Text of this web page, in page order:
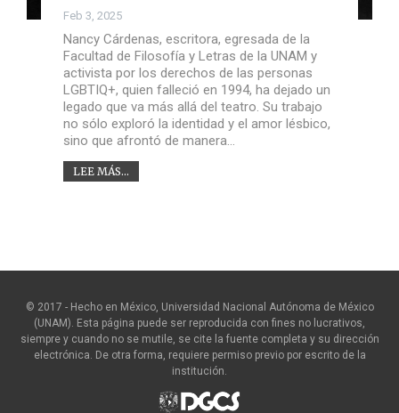
Feb 3, 2025
Nancy Cárdenas, escritora, egresada de la
Facultad de Filosofía y Letras de la UNAM y
activista por los derechos de las personas
LGBTIQ+, quien falleció en 1994, ha dejado un
legado que va más allá del teatro. Su trabajo
no sólo exploró la identidad y el amor lésbico,
sino que afrontó de manera…
LEE MÁS...
© 2017 - Hecho en México, Universidad Nacional Autónoma de México
(UNAM). Esta página puede ser reproducida con fines no lucrativos,
siempre y cuando no se mutile, se cite la fuente completa y su dirección
electrónica. De otra forma, requiere permiso previo por escrito de la
institución.